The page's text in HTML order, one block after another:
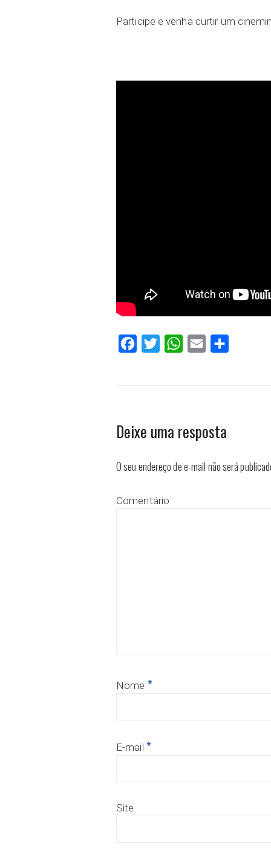
Participe e venha curtir um
FacebookTwitter WhatsAppEmail
Deixe uma resposta
O seu endereço de e-mail não será
Comentário
Nome *
E-mail *
Site